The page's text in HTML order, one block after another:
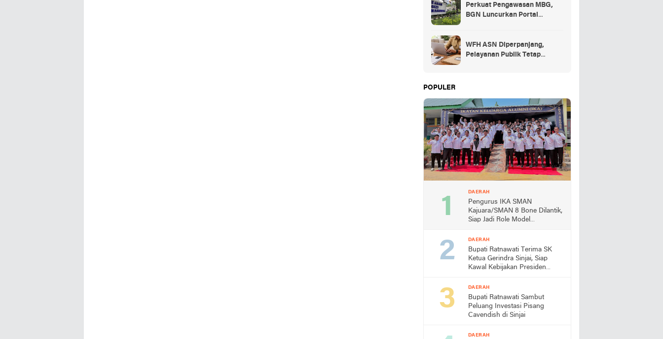
Perkuat Pengawasan MBG,
BGN Luncurkan Portal
WFH ASN Diperpanjang,
Pelayanan Publik Tetap
POPULER
DAERAH
Pengurus IKA SMAN
Kajuara/SMAN 8 Bone Dilantik,
Siap Jadi Role Model
DAERAH
Bupati Ratnawati Terima SK
Ketua Gerindra Sinjai, Siap
Kawal Kebijakan Presiden
DAERAH
Bupati Ratnawati Sambut
Peluang Investasi Pisang
Cavendish di Sinjai
DAERAH